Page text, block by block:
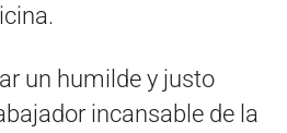
un humilde y justo
incansable de la